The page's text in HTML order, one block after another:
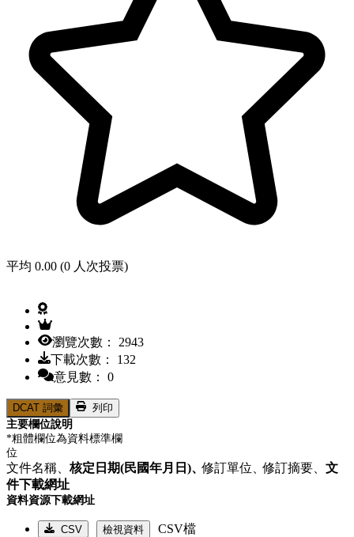
平均 0.00 (0 人次投票)
瀏覽次數： 2943
下載次數： 132
意見數： 0
DCAT 詞彙
列印
主要欄位說明
*粗體欄位為資料標準欄
位
文件名稱、 核定日期(民國年月日)、修訂單位、修訂摘要、 文
件下載網址
資料資源下載網址
CSV 檢視資料 CSV檔